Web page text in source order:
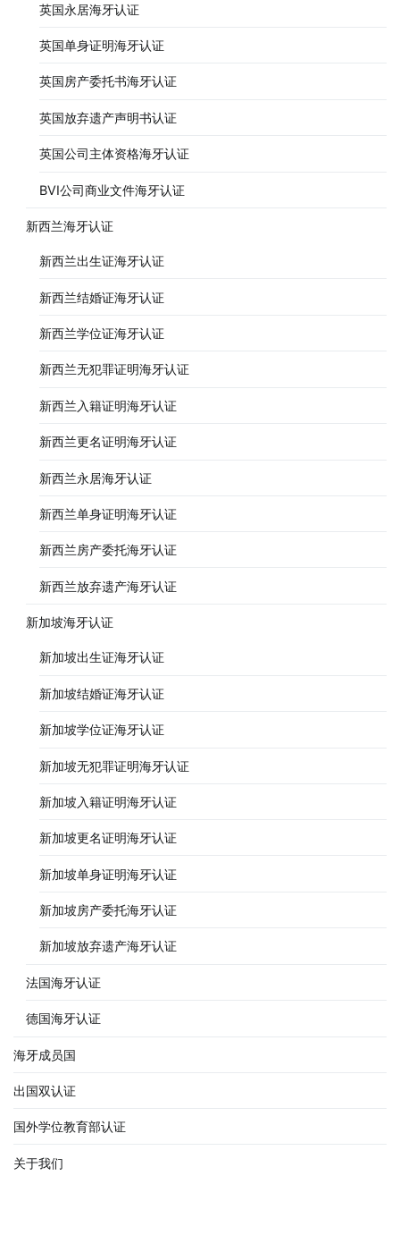
英国永居海牙认证
英国单身证明海牙认证
英国房产委托书海牙认证
英国放弃遗产声明书认证
英国公司主体资格海牙认证
BVI公司商业文件海牙认证
新西兰海牙认证
新西兰出生证海牙认证
新西兰结婚证海牙认证
新西兰学位证海牙认证
新西兰无犯罪证明海牙认证
新西兰入籍证明海牙认证
新西兰更名证明海牙认证
新西兰永居海牙认证
新西兰单身证明海牙认证
新西兰房产委托海牙认证
新西兰放弃遗产海牙认证
新加坡海牙认证
新加坡出生证海牙认证
新加坡结婚证海牙认证
新加坡学位证海牙认证
新加坡无犯罪证明海牙认证
新加坡入籍证明海牙认证
新加坡更名证明海牙认证
新加坡单身证明海牙认证
新加坡房产委托海牙认证
新加坡放弃遗产海牙认证
法国海牙认证
德国海牙认证
海牙成员国
出国双认证
国外学位教育部认证
关于我们